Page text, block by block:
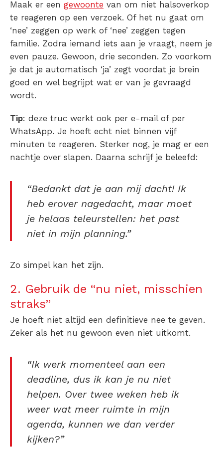
Maak er een gewoonte van om niet halsoverkop
te reageren op een verzoek. Of het nu gaat om
‘nee’ zeggen op werk of ‘nee’ zeggen tegen
familie. Zodra iemand iets aan je vraagt, neem je
even pauze. Gewoon, drie seconden. Zo voorkom
je dat je automatisch ‘ja’ zegt voordat je brein
goed en wel begrijpt wat er van je gevraagd
wordt.
Tip: deze truc werkt ook per e-mail of per
WhatsApp. Je hoeft echt niet binnen vijf
minuten te reageren. Sterker nog, je mag er een
nachtje over slapen. Daarna schrijf je beleefd:
“Bedankt dat je aan mij dacht! Ik
heb erover nagedacht, maar moet
je helaas teleurstellen: het past
niet in mijn planning.”
Zo simpel kan het zijn.
2. Gebruik de “nu niet, misschien
straks”
Je hoeft niet altijd een definitieve nee te geven.
Zeker als het nu gewoon even niet uitkomt.
“Ik werk momenteel aan een
deadline, dus ik kan je nu niet
helpen. Over twee weken heb ik
weer wat meer ruimte in mijn
agenda, kunnen we dan verder
kijken?”